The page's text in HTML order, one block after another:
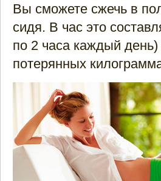
Вы сможете сжечь в
сидя. В час это
по 2 часа каждый день)
потерянных